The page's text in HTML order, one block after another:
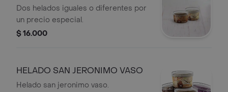
Dos helados iguales o diferentes por
un precio especial.
$ 16.000
HELADO SAN JERONIMO VASO
Helado san jeronimo vaso.